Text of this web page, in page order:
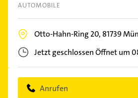
AUTOMOBILE
Otto-Hahn-Ring 20, 81739
Jetzt geschlossenÖffnet um
Anrufen